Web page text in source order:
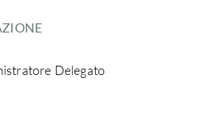
Delegato